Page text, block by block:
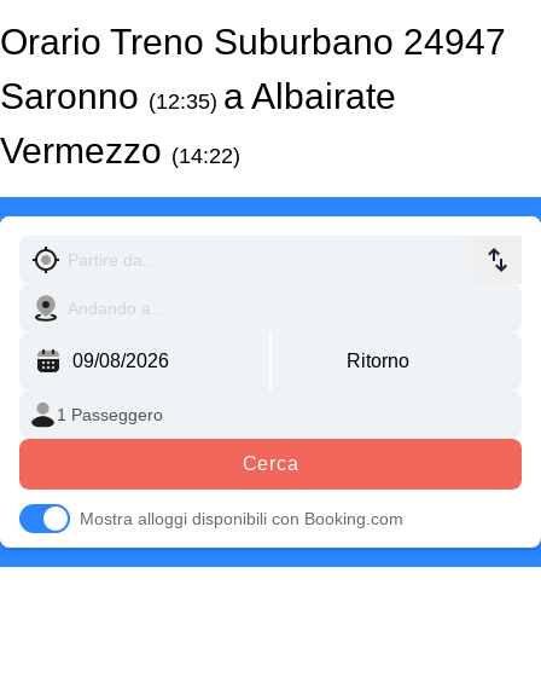
Orario Treno Suburbano 24947
Saronno (12:35) a Albairate
Vermezzo (14:22)
Cerca
Mostra alloggi disponibili con Booking.com